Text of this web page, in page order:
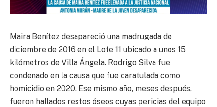
Maira Benítez desapareció una madrugada de
diciembre de 2016 en el Lote 11 ubicado a unos 15
kilómetros de Villa Ángela. Rodrigo Silva fue
condenado en la causa que fue caratulada como
homicidio en 2020. Ese mismo año, meses después,
fueron hallados restos óseos cuyas pericias del equipo